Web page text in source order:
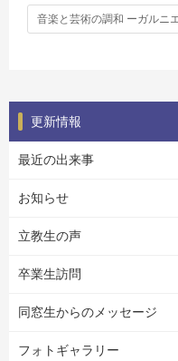
更新情報
最近の出来事
お知らせ
立教生の声
卒業生訪問
同窓生からのメッセージ
フォトギャラリー